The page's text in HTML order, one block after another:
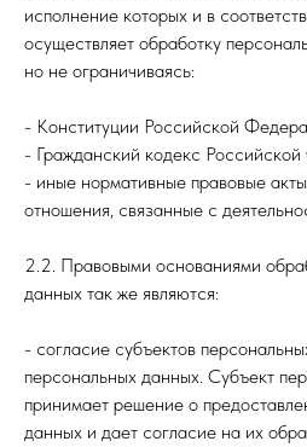
исполнение которых и в
осуществляет обработку
но не ограничиваясь:
- Конституции Российской
- Гражданский кодекс
- иные нормативные правовые
отношения, связанные с
2.2. Правовыми основаниями
данных так же являются:
- согласие субъектов
персональных данных. Субъект
принимает решение о
данных и дает согласие на их